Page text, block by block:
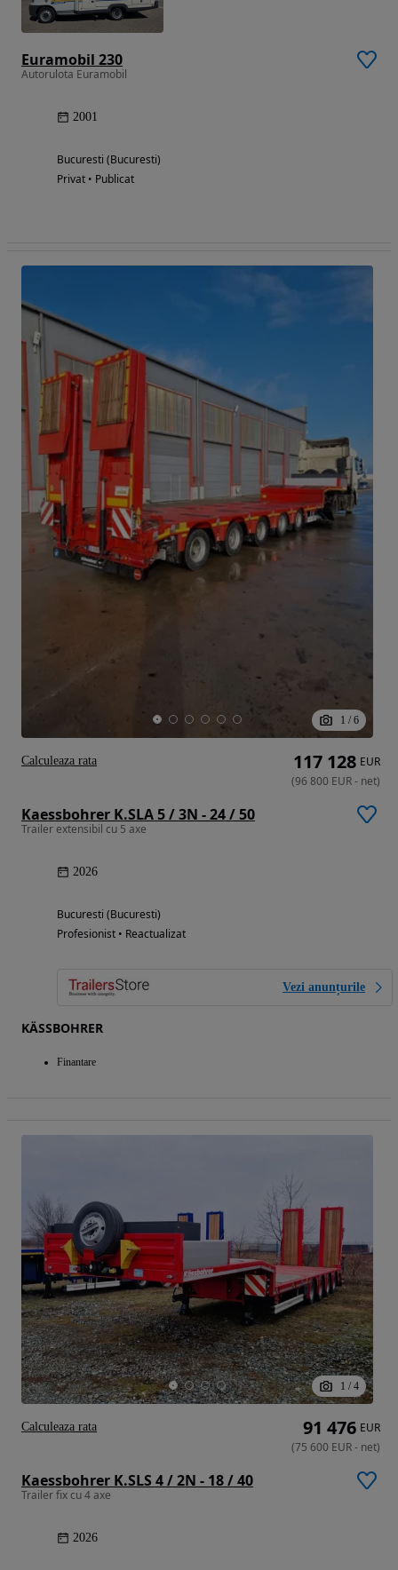
Euramobil 230
Autorulota Euramobil
2001
Bucuresti (Bucuresti)
Privat • Publicat
1 / 6
Kaessbohrer K.SLA 5 / 3N - 24 / 50
Trailer extensibil cu 5 axe
2026
Bucuresti (Bucuresti)
Profesionist • Reactualizat
Vezi anunțurile
KÄSSBOHRER
Finantare
117 128 EUR
(96 800 EUR- net)
Calculeaza rata
1 / 4
Kaessbohrer K.SLS 4 / 2N - 18 / 40
Trailer fix cu 4 axe
2026
91 476 EUR
(75 600 EUR- net)
Calculeaza rata